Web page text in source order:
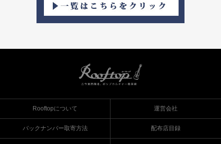
Rooftopについて 運営会社
バックナンバー取寄方法 配布店目録